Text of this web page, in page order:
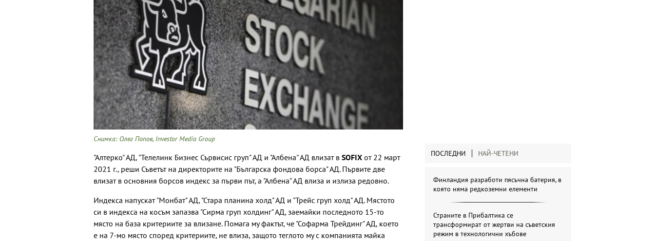
Снимка: Олег Попов, Investor Media Group
"Алтерко" АД, "Телелинк Бизнес Сървисис груп" АД и "Албена" АД влизат в SOFIX от 22 март
2021 г., реши Съветът на директорите на "Българска фондова борса" АД. Първите две
влизат в основния борсов индекс за първи път, а "Албена" АД влиза и излиза редовно.
Индекса напускат "Монбат" АД, "Стара планина холд" АД и "Трейс груп холд" АД. Мястото
си в индекса на косъм запазва "Сирма груп холдинг" АД, заемайки последното 15-то
място на база критериите за влизане. Помага му фактът, че "Софарма Трейдинг" АД, което
е на 7-мо място според критериите, не влиза, защото теглото му с компанията майка
ПОСЛЕДНИ НАЙ-ЧЕТЕНИ
Финландия разработи пясъчна батерия, в
която няма редкоземни елементи
Страните в Прибалтика се
трансформират от жертви на съветския
режим в технологични хъбове